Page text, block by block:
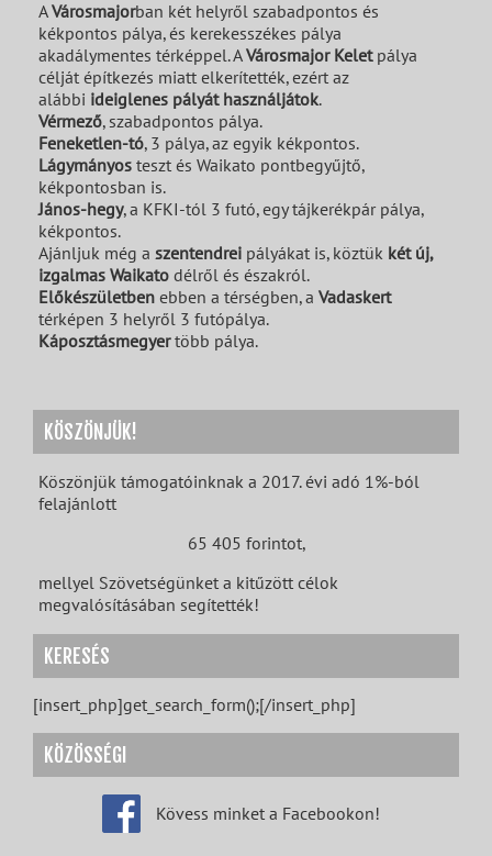
AVárosmajorban két helyről szabadpontos és
kékpontos pálya, és kerekesszékes pálya
akadálymentes térképpel. AVárosmajor Keletpálya
célját építkezés miatt elkerítették, ezért az
alábbi ideiglenes pályát használjátok.
Vérmező, szabadpontos pálya.
Feneketlen-tó, 3 pálya, az egyik kékpontos.
Lágymányos teszt és Waikato pontbegyűjtő,
kékpontosban is.
János-hegy,a KFKI-tól 3 futó, egy tájkerékpár pálya,
kékpontos.
Ajánljuk még a szentendrei pályákat is, köztük két új,
izgalmas Waikato délről és északról.
Előkészületben ebben a térségben, a Vadaskert
térképen 3 helyről 3 futópálya.
Káposztásmegyertöbb pálya.
KÖSZÖNJÜK!
Köszönjük támogatóinknak a 2017. évi adó 1%-ból
felajánlott
65 405 forintot,
mellyel Szövetségünket a kitűzött célok
megvalósításában segítették!
KERESÉS
[insert_php]get_search_form();[/insert_php]
KÖZÖSSÉGI
Kövess minket a Facebookon!